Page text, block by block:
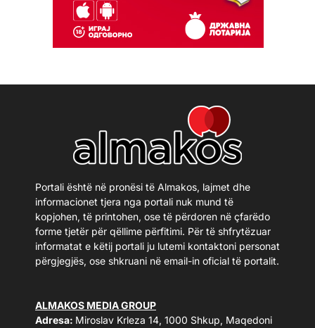
Portali është në pronësi të Almakos, lajmet dhe
informacionet tjera nga portali nuk mund të
kopjohen, të printohen, ose të përdoren në çfarëdo
forme tjetër për qëllime përfitimi. Për të shfrytëzuar
informatat e këtij portali ju lutemi kontaktoni personat
përgjegjës, ose shkruani në email-in oficial të portalit.
ALMAKOS MEDIA GROUP
Adresa: Miroslav Krleza 14, 1000 Shkup, Maqedoni